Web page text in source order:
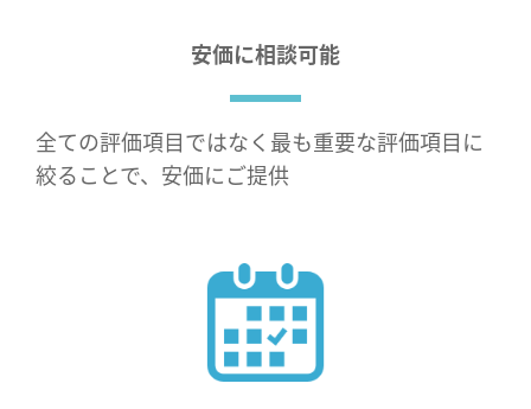
安価に相談可能
全ての評価項目ではなく最も重要な評価項目に
絞ることで、安価にご提供